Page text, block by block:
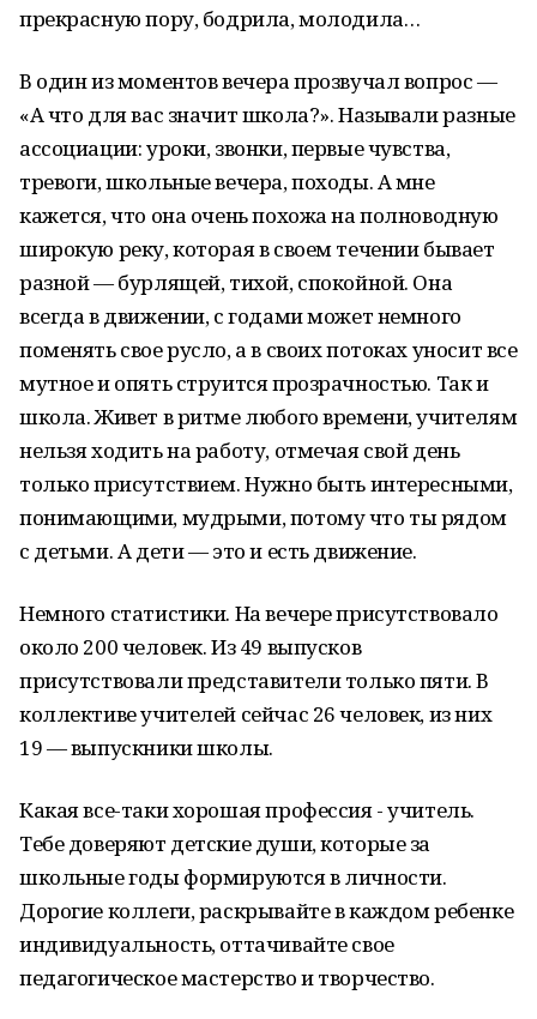
прекрасную пору, бодрила, молодила…
В один из моментов вечера прозвучал вопрос —
«А что для вас значит школа?». Называли разные
ассоциации: уроки, звонки, первые чувства,
тревоги, школьные вечера, походы. А мне
кажется, что она очень похожа на полноводную
широкую реку, которая в своем течении бывает
разной — бурлящей, тихой, спокойной. Она
всегда в движении, с годами может немного
поменять свое русло, а в своих потоках уносит все
мутное и опять струится прозрачностью. Так и
школа. Живет в ритме любого времени, учителям
нельзя ходить на работу, отмечая свой день
только присутствием. Нужно быть интересными,
понимающими, мудрыми, потому что ты рядом
с детьми. А дети — это и есть движение.
Немного статистики. На вечере присутствовало
около 200 человек. Из 49 выпусков
присутствовали представители только пяти. В
коллективе учителей сейчас 26 человек, из них
19 — выпускники школы.
Какая все-таки хорошая профессия - учитель.
Тебе доверяют детские души, которые за
школьные годы формируются в личности.
Дорогие коллеги, раскрывайте в каждом ребенке
индивидуальность, оттачивайте свое
педагогическое мастерство и творчество.